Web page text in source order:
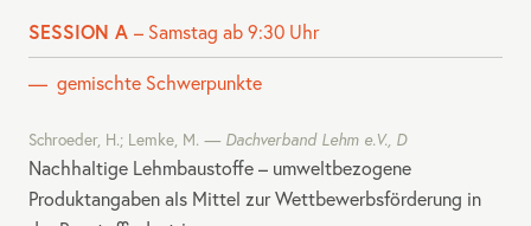
SESSION A – Samstag ab 9:30 Uhr
gemischte Schwerpunkte
Schroeder, H.; Lemke, M. Dachverband Lehm e.V., D
Nachhaltige Lehmbaustoffe – umweltbezogene
Produktangaben als Mittel zur Wettbewerbsförderung in